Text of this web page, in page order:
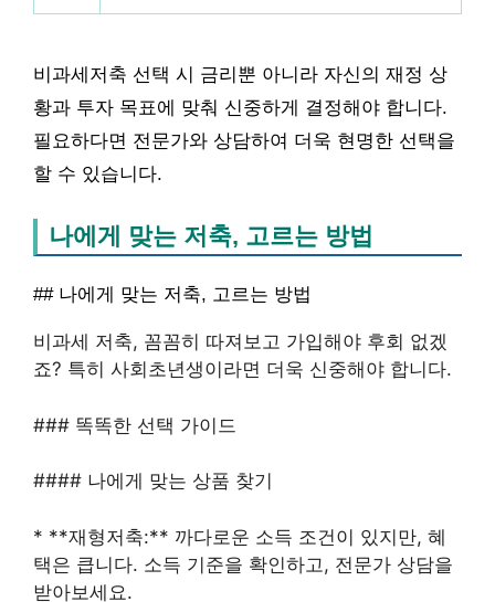
비과세저축 선택 시 금리뿐 아니라 자신의 재정 상
황과 투자 목표에 맞춰 신중하게 결정해야 합니다.
필요하다면 전문가와 상담하여 더욱 현명한 선택을
할 수 있습니다.
나에게 맞는 저축, 고르는 방법
## 나에게 맞는 저축, 고르는 방법
비과세 저축, 꼼꼼히 따져보고 가입해야 후회 없겠
죠? 특히 사회초년생이라면 더욱 신중해야 합니다.
### 똑똑한 선택 가이드
#### 나에게 맞는 상품 찾기
* **재형저축:** 까다로운 소득 조건이 있지만, 혜
택은 큽니다. 소득 기준을 확인하고, 전문가 상담을
받아보세요.